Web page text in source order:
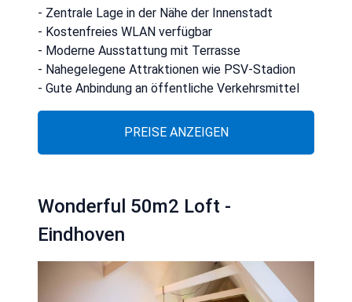
- Zentrale Lage in der Nähe der Innenstadt
- Kostenfreies WLAN verfügbar
- Moderne Ausstattung mit Terrasse
- Nahegelegene Attraktionen wie PSV-Stadion
- Gute Anbindung an öffentliche Verkehrsmittel
PREISE ANZEIGEN
Wonderful 50m2 Loft -
Eindhoven